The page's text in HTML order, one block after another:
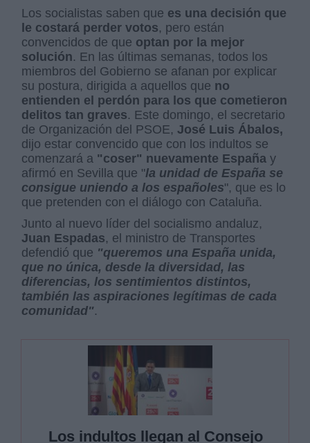
Los socialistas saben que es una decisión que
le costará perder votos, pero están
convencidos de que optan por la mejor
solución. En las últimas semanas, todos los
miembros del Gobierno se afanan por explicar
su postura, dirigida a aquellos que no
entienden el perdón para los que cometieron
delitos tan graves. Este domingo, el secretario
de Organización del PSOE, José Luis Ábalos,
dijo estar convencido que con los indultos se
comenzará a "coser" nuevamente España y
afirmó en Sevilla que "la unidad de España se
consigue uniendo a los españoles", que es lo
que pretenden con el diálogo con Cataluña.
Junto al nuevo líder del socialismo andaluz,
Juan Espadas, el ministro de Transportes
defendió que "queremos una España unida,
que no única, desde la diversidad, las
diferencias, los sentimientos distintos,
también las aspiraciones legítimas de cada
comunidad".
Los indultos llegan al Consejo